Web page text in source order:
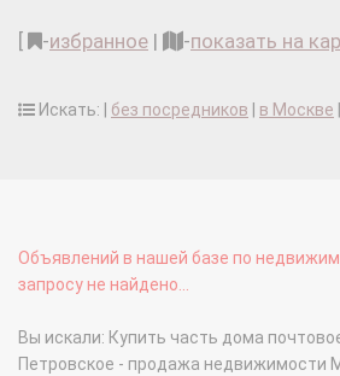
-избранное | -показать на
Искать: | без посредников в Москве
Объявлений в нашей базе по
запросу не найдено...
Вы искали: Купить часть дома
Петровское - продажа недвижимости